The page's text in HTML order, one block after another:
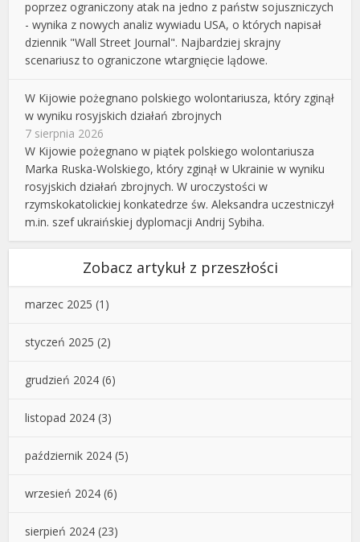
poprzez ograniczony atak na jedno z państw sojuszniczych
- wynika z nowych analiz wywiadu USA, o których napisał
dziennik "Wall Street Journal". Najbardziej skrajny
scenariusz to ograniczone wtargnięcie lądowe.
W Kijowie pożegnano polskiego wolontariusza, który zginął
w wyniku rosyjskich działań zbrojnych
7 sierpnia 2026
W Kijowie pożegnano w piątek polskiego wolontariusza
Marka Ruska-Wolskiego, który zginął w Ukrainie w wyniku
rosyjskich działań zbrojnych. W uroczystości w
rzymskokatolickiej konkatedrze św. Aleksandra uczestniczył
m.in. szef ukraińskiej dyplomacji Andrij Sybiha.
Zobacz artykuł z przeszłości
marzec 2025 (1)
styczeń 2025 (2)
grudzień 2024 (6)
listopad 2024 (3)
październik 2024 (5)
wrzesień 2024 (6)
sierpień 2024 (23)